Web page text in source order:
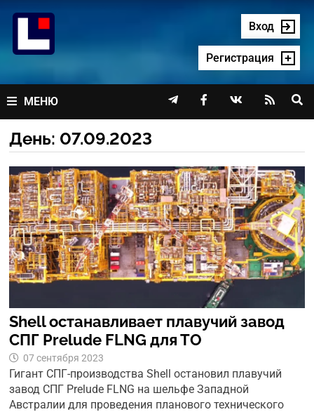
содержимому
Вход
Регистрация
МЕНЮ    
День: 07.09.2023
Shell останавливает плавучий завод
СПГ Prelude FLNG для ТО
07 сентября 2023
Гигант СПГ-производства Shell остановил плавучий
завод СПГ Prelude FLNG на шельфе Западной
Австралии для проведения планового технического